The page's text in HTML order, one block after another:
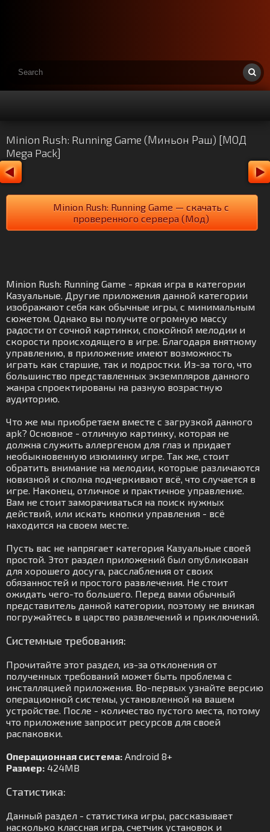
Minion Rush: Running Game (Миньон Раш) [МОД
Mega Pack]
Minion Rush: Running Game — скачать с
проверенного сервера (Мод)
Minion Rush: Running Game - яркая игра в категории
Казуальные. Другие приложения данной категории
изображают себя как обычные игры, с минимальным
сюжетом. Однако вы получите огромную массу
радости от сочной картинки, спокойной мелодии и
скорости происходящего в игре. Благодаря внятному
управлению, в приложение имеют возможность
играть как старшие, так и подростки. Из-за того, что
большинство представленных экземпляров данного
жанра спроектированы на разную возрастную
аудиторию.
Что же мы приобретаем вместе с загрузкой данного
apk? Основное - отличную картинку, которая не
должна служить аллергеном для глаз и придает
необыкновенную изюминку игре. Так же, стоит
обратить внимание на мелодии, которые различаются
новизной и сполна подчеркивают всё, что случается в
игре. Наконец, отличное и практичное управление.
Вам не стоит заморачиваться на поиск нужных
действий, или искать кнопки управления - всё
находится на своем месте.
Пусть вас не напрягает категория Казуальные своей
простой. Этот раздел приложений был опубликован
для хорошего досуга, расслабления от своих
обязанностей и простого развлечения. Не стоит
ожидать чего-то большего. Перед вами обычный
представитель данной категории, поэтому не вникая
погружайтесь в царство развлечений и приключений.
Системные требования:
Прочитайте этот раздел, из-за отклонения от
полученных требований может быть проблема с
инсталляцией приложения. Во-первых узнайте версию
операционной системы, установленной на вашем
устройстве. После - количество пустого места, потому
что приложение запросит ресурсов для своей
распаковки.
Операционная система: Android 8+
Размер: 424MB
Статистика:
Данный раздел - статистика игры, рассказывает
насколько классная игра, счетчик установок и